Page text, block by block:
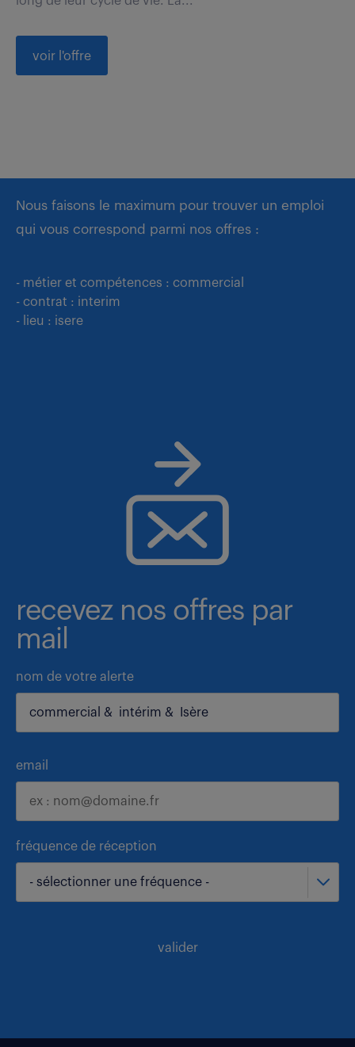
voir l'offre
Nous faisons le maximum pour trouver un emploi
qui vous correspond parmi nos offres :
- métier et compétences : commercial
- contrat : interim
- lieu : isere
recevez nos offres par
mail
nom de votre alerte
email
fréquence de réception
- sélectionner une fréquence -
valider